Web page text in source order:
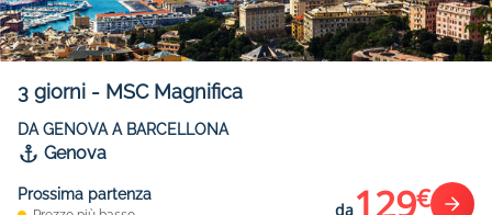
3 giorni - MSC Magnifica
DA GENOVA A BARCELLONA
Genova
Prossima partenza
da129€